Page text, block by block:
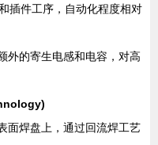
插件工序，自动化程度相对
外的寄生电感和电容，对高
面焊盘上，通过回流焊工艺